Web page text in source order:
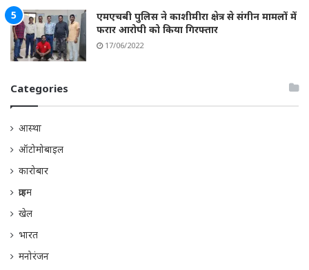
एमएचबी पुलिस ने काशीमीरा क्षेत्र से संगीन मामलों में
फरार आरोपी को किया गिरफ्तार
17/06/2022
Categories
आस्था
ऑटोमोबाइल
कारोबार
क्राइम
खेल
भारत
मनोरंजन